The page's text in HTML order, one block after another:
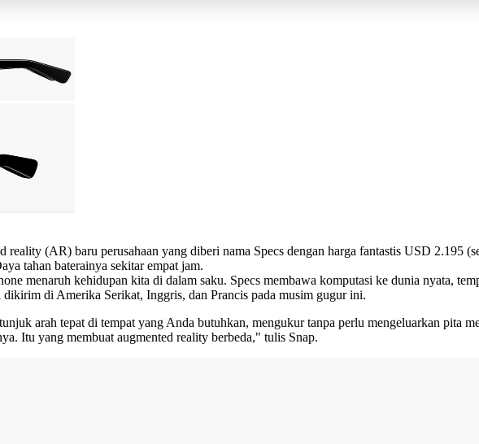
reality (AR) baru perusahaan yang diberi nama Specs dengan harga fantastis USD 2.195
tahan baterainya sekitar empat jam.
menaruh kehidupan kita di dalam saku. Specs membawa komputasi ke dunia nyata,
di Amerika Serikat, Inggris, dan Prancis pada musim gugur ini.
arah tepat di tempat yang Anda butuhkan, mengukur tanpa perlu mengeluarkan pita
Itu yang membuat augmented reality berbeda," tulis Snap.